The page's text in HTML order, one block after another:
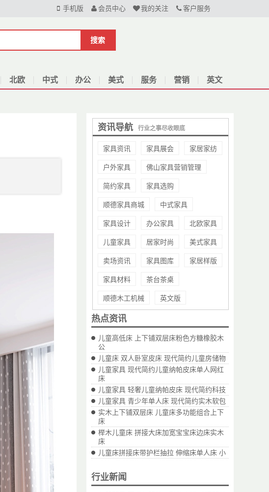
手机版 会员中心 我的关注 客户服务
搜索
北欧 中式 办公 美式 服务 营销 英文
资讯导航 行业之事尽收眼底
家具资讯 家具展会 家居家纺
户外家具 佛山家具营销管理
简约家具 家具选购
顺德家具商城 中式家具
家具设计 办公家具 北欧家具
儿童家具 居家时尚 美式家具
卖场资讯 家具图库 家居样版
家具材料 茶台茶桌
顺德木工机械 英文版
热点资讯
儿童高低床 上下铺双层床粉色方糖橡胶木
公
儿童床 双人卧室皮床 现代简约儿童房储物
儿童家具 现代简约儿童纳帕皮床单人网红
床
儿童家具 轻奢儿童纳帕皮床 现代简约科技
儿童家具 青少年单人床 现代简约实木软包
实木上下铺双层床 儿童床多功能组合上下
床
榉木儿童床 拼接大床加宽宝宝床边床实木
床
儿童床拼接床带护栏抽拉 伸缩床单人床 小
行业新闻